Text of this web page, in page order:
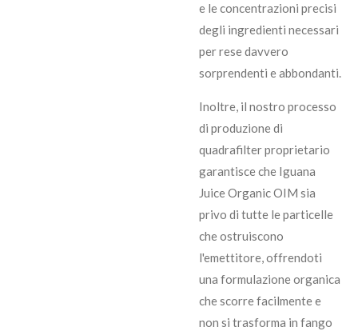
e le concentrazioni precisi
degli ingredienti necessari
per rese davvero
sorprendenti e abbondanti.
Inoltre, il nostro processo
di produzione di
quadrafilter proprietario
garantisce che Iguana
Juice Organic OIM sia
privo di tutte le particelle
che ostruiscono
l'emettitore, offrendoti
una formulazione organica
che scorre facilmente e
non si trasforma in fango